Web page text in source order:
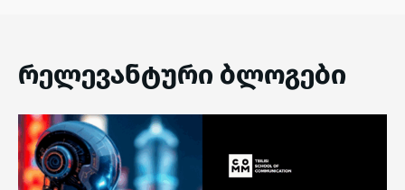
რელევანტური ბლოგები